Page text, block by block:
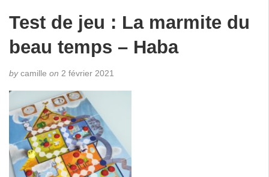
Test de jeu : La marmite du
beau temps – Haba
bycamille on 2 février 2021